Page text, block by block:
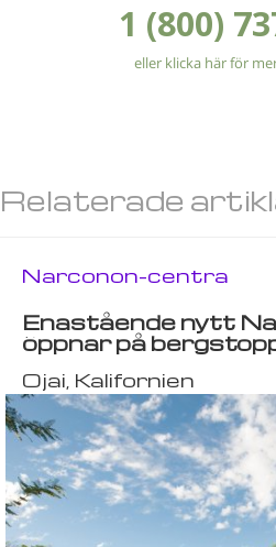
1 (800)
eller klicka här för
Relaterade
Narconon-centra
Enastående nytt
öppnar på
Ojai, Kalifornien